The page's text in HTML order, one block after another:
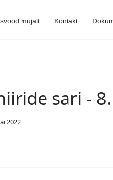
mujalt Kontakt
sari -
2022